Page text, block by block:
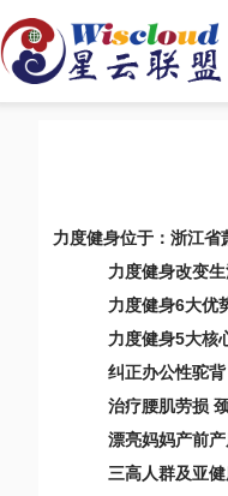
力度健身位于：浙江
力度健身改变生活
力度健身6大优势：
力度健身5大核心针
纠正办公性驼背
治疗腰肌劳损 颈
漂亮妈妈产前产后
三高人群及亚健康